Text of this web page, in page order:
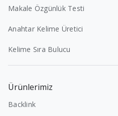
Makale Özgünlük Testi
Anahtar Kelime Üretici
Kelime Sıra Bulucu
Ürünlerimiz
Backlink